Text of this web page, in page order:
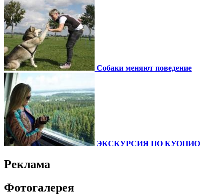
Собаки меняют поведение
ЭКСКУРСИЯ ПО КУОПИО
Реклама
Фотогалерея